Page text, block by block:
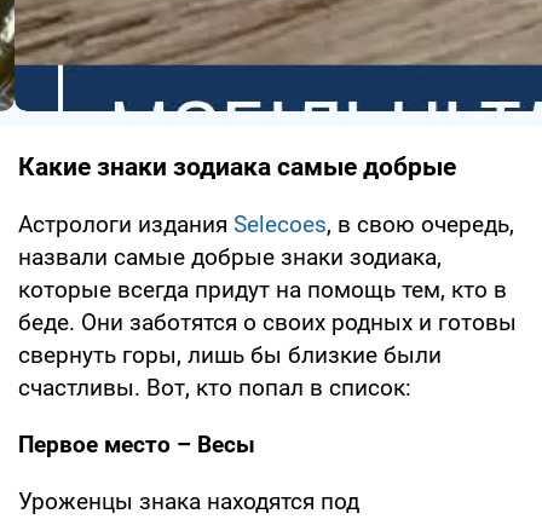
Какие знаки зодиака самые добрые
Астрологи издания Selecoes, в свою очередь,
назвали самые добрые знаки зодиака,
которые всегда придут на помощь тем, кто в
беде. Они заботятся о своих родных и готовы
свернуть горы, лишь бы близкие были
счастливы. Вот, кто попал в список:
Первое место – Весы
Уроженцы знака находятся под